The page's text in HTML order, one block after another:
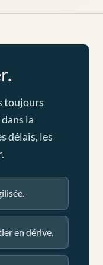
toujours
la
délais, les
en dérive.